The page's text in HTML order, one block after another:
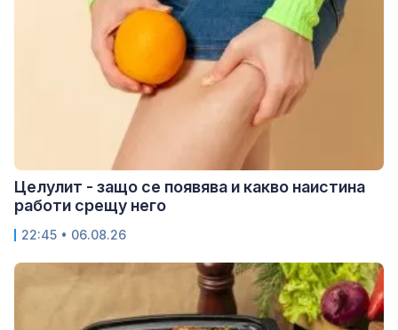
Целулит - защо се появява и какво наистина
работи срещу него
22:45 • 06.08.26